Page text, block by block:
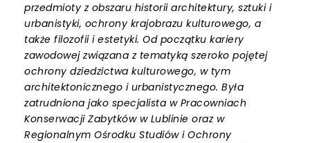
przedmioty z obszaru historii architektury, sztuki i
urbanistyki, ochrony krajobrazu kulturowego, a
także filozofii i estetyki. Od początku kariery
zawodowej związana z tematyką szeroko pojętej
ochrony dziedzictwa kulturowego, w tym
architektonicznego i urbanistycznego. Była
zatrudniona jako specjalista w Pracowniach
Konserwacji Zabytków w Lublinie oraz w
Regionalnym Ośrodku Studiów i Ochrony